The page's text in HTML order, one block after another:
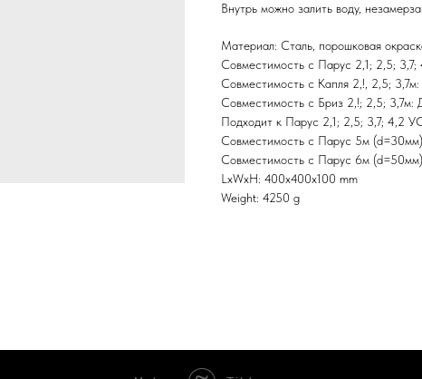
Внутрь можно залить воду,
Материал: Сталь, порошковая
Совместимость с Парус 2,1; 2,5;
Совместимость с Капля 2,!, 2,5;
Совместимость с Бриз 2,!; 2,5; 3,7м:
Подходит к Парус 2,1; 2,5; 3,7; 4,2
Совместимость с Парус 5м
Совместимость с Парус 6м
LxWxH: 400x400x100 mm
Weight: 4250 g